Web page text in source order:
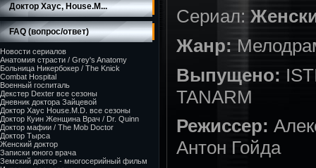
Доктор Хаус, House.M...
FAQ (вопрос/ответ)
Новости сериалов
Анатомия страсти / Grey's Anatomy
Больница Никербокер / The Knick
Combat Hospital
Военный госпиталь
Декстер Dexter все сезоны
Дневник доктора Зайцевой
Доктор Хаус House.M.D. все сезоны
Доктор Куин Женщина Врач / Dr. Quinn
Доктор мафии / The Mob Doctor
Доктор Тырса
Женский доктор
Записки юного врача
Земский доктор - многосерийный фильм
Сериал:
Жанр:
Выпущено:
TANARM
Режиссер:
Антон Гойда